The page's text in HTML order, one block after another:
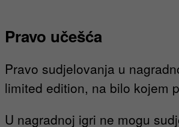
Pravo učešća
Pravo sudjelovanja u
limited edition, na bilo kojem
U nagradnoj igri ne mogu